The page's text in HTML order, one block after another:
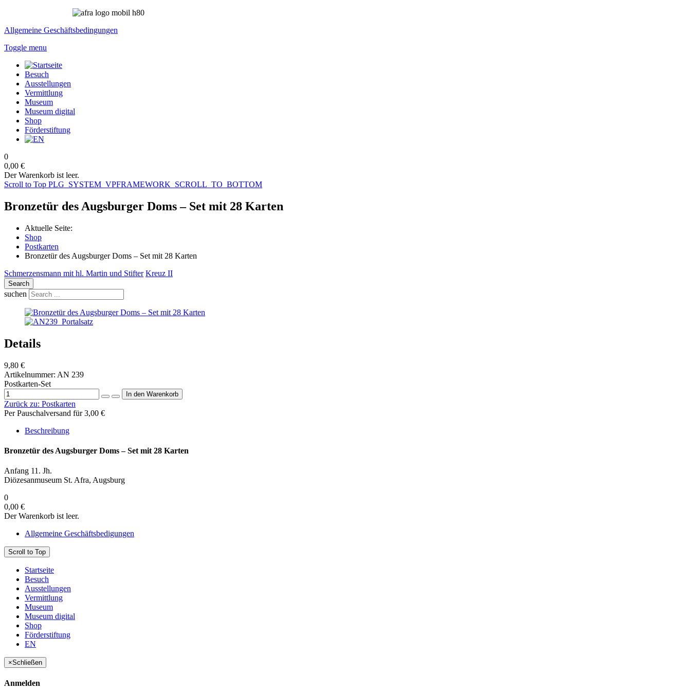
Allgemeine Geschäftsbedingungen
Toggle menu
Besuch
Ausstellungen
Vermittlung
Museum
Museum digital
Shop
Förderstiftung
0
0,00 €
Der Warenkorb ist leer.
Scroll to Top PLG_SYSTEM_VPFRAMEWORK_SCROLL_TO_BOTTOM
Bronzetür des Augsburger Doms – Set mit 28 Karten
Aktuelle Seite:
Shop
Postkarten
Bronzetür des Augsburger Doms – Set mit 28 Karten
Schmerzensmann mit hl. Martin und Stifter Kreuz II
Search
suchen
Details
9,80 €
Artikelnummer: AN 239
Postkarten-Set
Zurück zu: Postkarten
Per Pauschalversand für 3,00 €
Beschreibung
Bronzetür des Augsburger Doms – Set mit 28 Karten
Anfang 11. Jh.
Diözesanmuseum St. Afra, Augsburg
0
0,00 €
Der Warenkorb ist leer.
Allgemeine Geschäftsbedigungen
Scroll to Top
Startseite
Besuch
Ausstellungen
Vermittlung
Museum
Museum digital
Shop
Förderstiftung
EN
×Schließen
Anmelden